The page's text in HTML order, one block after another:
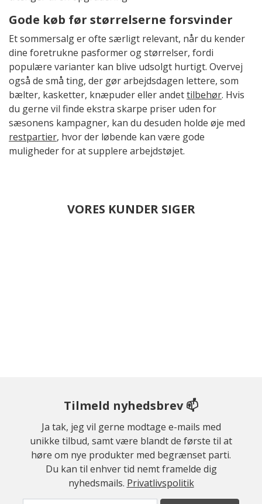
Gode køb før størrelserne forsvinder
Et sommersalg er ofte særligt relevant, når du kender
dine foretrukne pasformer og størrelser, fordi
populære varianter kan blive udsolgt hurtigt. Overvej
også de små ting, der gør arbejdsdagen lettere, som
bælter, kasketter, knæpuder eller andettilbehør. Hvis
du gerne vil finde ekstra skarpe priser uden for
sæsonens kampagner, kan du desuden holde øje med
restpartier, hvor der løbende kan være gode
muligheder for at supplere arbejdstøjet.
VORES KUNDER SIGER
Tilmeld nyhedsbrev 📫
Ja tak, jeg vil gerne modtage e-mails med
unikke tilbud, samt være blandt de første til at
høre om nye produkter med begrænset parti.
Du kan til enhver tid nemt framelde dig
nyhedsmails. Privatlivspolitik